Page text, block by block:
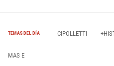
TEMAS DEL DÍA CIPOLLETTI
MAS E